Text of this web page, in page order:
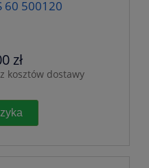
60 500120
zł
kosztów dostawy